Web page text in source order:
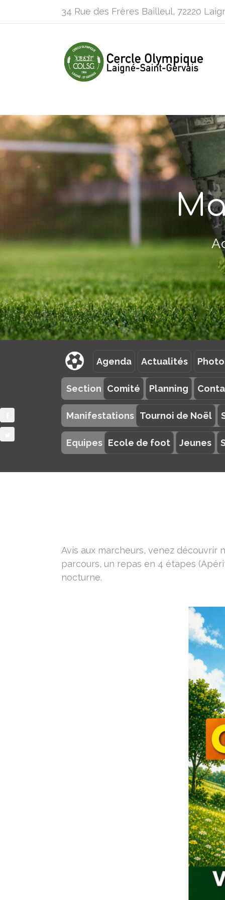
34 Rue des Frères Bailleul, 72220
Agenda Actualités
Section Comité Planning
Manifestations Tournoi de Noël
Equipes Ecole de foot Jeunes
Avis aux marcheurs, venez découvrir
parcours, un repas en 4 étapes
nocturne.